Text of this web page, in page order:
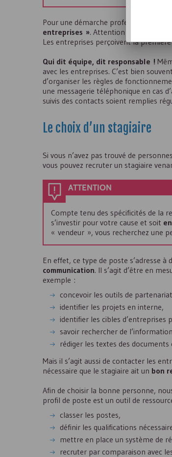
Pour une démarche professionnelle,
entreprises ». Attention à bien
Les entreprises perçoivent la
Qui dit équipe, dit responsable !
avec les entreprises. C’est bien
d’organiser les règles de
une messagerie téléphonique en cas
suivis des contacts soient remplies
Le choix d’un stagiaire
Si vous n’avez pas trouvé de
vous pouvez recruter un stagiaire
ATTENTION
Compte tenu des spécificités de la
s’investir pour votre cause et soit
« vendeur », vous recherchez une
En effet, ce type de poste s’adresse
communication. Il s’agit d’être en
exemple :
concevoir les outils de
identifier les projets en interne,
identifier les cibles d’entreprises
savoir rechercher de
rédiger les textes des
Mais il s’agit aussi de contacter les
nécessaire que le stagiaire ait un bon
Afin de choisir la bonne personne,
profil de poste est un outil de
classer les postes,
définir les qualifications
mettre en place un système de
recruter par comparaison avec